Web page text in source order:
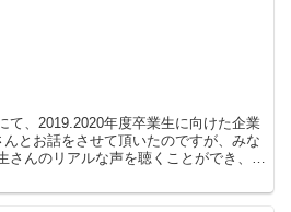
て、2019.2020年度卒業生に向けた企業
とお話をさせて頂いたのですが、みな
さんのリアルな声を聴くことができ、と